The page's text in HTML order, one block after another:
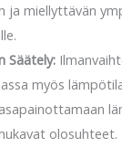
ja miellyttävän
Säätely:
myös
olosuhteet.